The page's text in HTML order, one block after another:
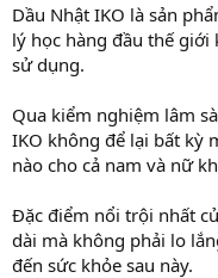
Dầu Nhật IKO là sản
lý học hàng đầu thế giới
sử dụng.
Qua kiểm nghiệm lâm
IKO không để lại bất kỳ
nào cho cả nam và nữ
Đặc điểm nổi trội nhất
dài mà không phải lo
đến sức khỏe sau này.